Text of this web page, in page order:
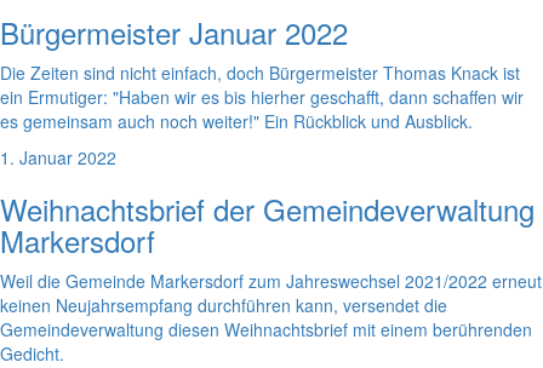
Bürgermeister Januar 2022
Die Zeiten sind nicht einfach, doch Bürgermeister Thomas Knack ist
ein Ermutiger: "Haben wir es bis hierher geschafft, dann schaffen wir
es gemeinsam auch noch weiter!" Ein Rückblick und Ausblick.
1. Januar 2022
Weihnachtsbrief der Gemeindeverwaltung
Markersdorf
Weil die Gemeinde Markersdorf zum Jahreswechsel 2021/2022 erneut
keinen Neujahrsempfang durchführen kann, versendet die
Gemeindeverwaltung diesen Weihnachtsbrief mit einem berührenden
Gedicht.